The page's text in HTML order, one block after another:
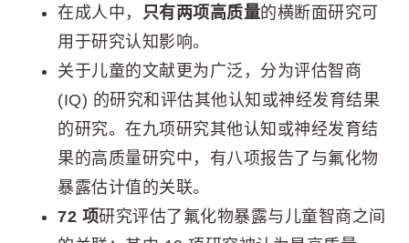
在成人中， 只有两项高质量的横断面研究可
用于研究认知影响。
关于儿童的文献更为广泛，分为评估智商
(IQ) 的研究和评估其他认知或神经发育结果
的研究。在九项研究其他认知或神经发育结
果的高质量研究中，有八项报告了与氟化物
暴露估计值的关联。
72 项研究评估了氟化物暴露与儿童智商之间